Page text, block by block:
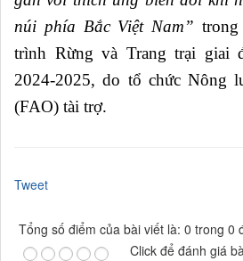
núi phía Bắc Việt Nam”
trình Rừng và Trang trại giai
2024-2025, do tổ chức Nông
(FAO) tài trợ.
Tweet
Tổng số điểm của bài viết là: 0 trong 0
Click để đánh giá